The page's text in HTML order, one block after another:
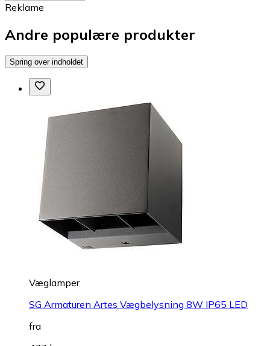
Reklame
Andre populære produkter
Spring over indholdet
Væglamper
SG Armaturen Artes Vægbelysning 8W IP65 LED
fra